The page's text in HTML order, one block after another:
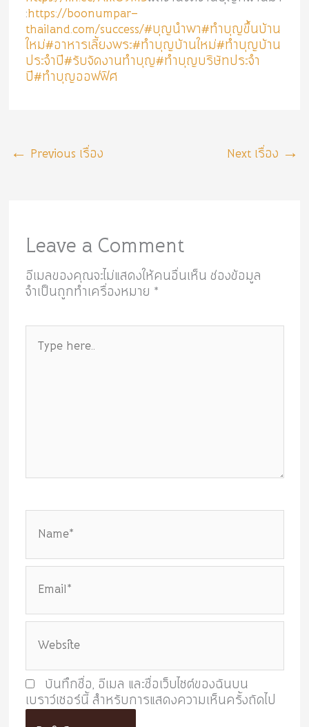
:https://boonumpar-
thailand.com/success/#บุญนำพา#ทำบุญขึ้นบ้าน
ใหม่#อาหารเลี้ยงพระ#ทำบุญบ้านใหม่#ทำบุญบ้าน
ประจำปี#รับจัดงานทำบุญ#ทำบุญบริษัทประจำ
ปี#ทำบุญออฟฟิศ
← Previous เรื่อง Next เรื่อง →
Leave a Comment
อีเมลของคุณจะไม่แสดงให้คนอื่นเห็น ช่องข้อมูล
จำเป็นถูกทำเครื่องหมาย *
Type
here..
Name*
Email*
Website
บันทึกชื่อ, อีเมล และชื่อเว็บไซต์ของฉันบน
เบราว์เซอร์นี้ สำหรับการแสดงความเห็นครั้งถัดไป